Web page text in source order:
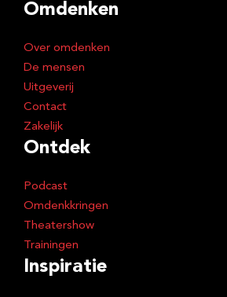
Omdenken
Over omdenken
De mensen
Uitgeverij
Contact
Zakelijk
Ontdek
Podcast
Omdenkkringen
Theatershow
Trainingen
Inspiratie